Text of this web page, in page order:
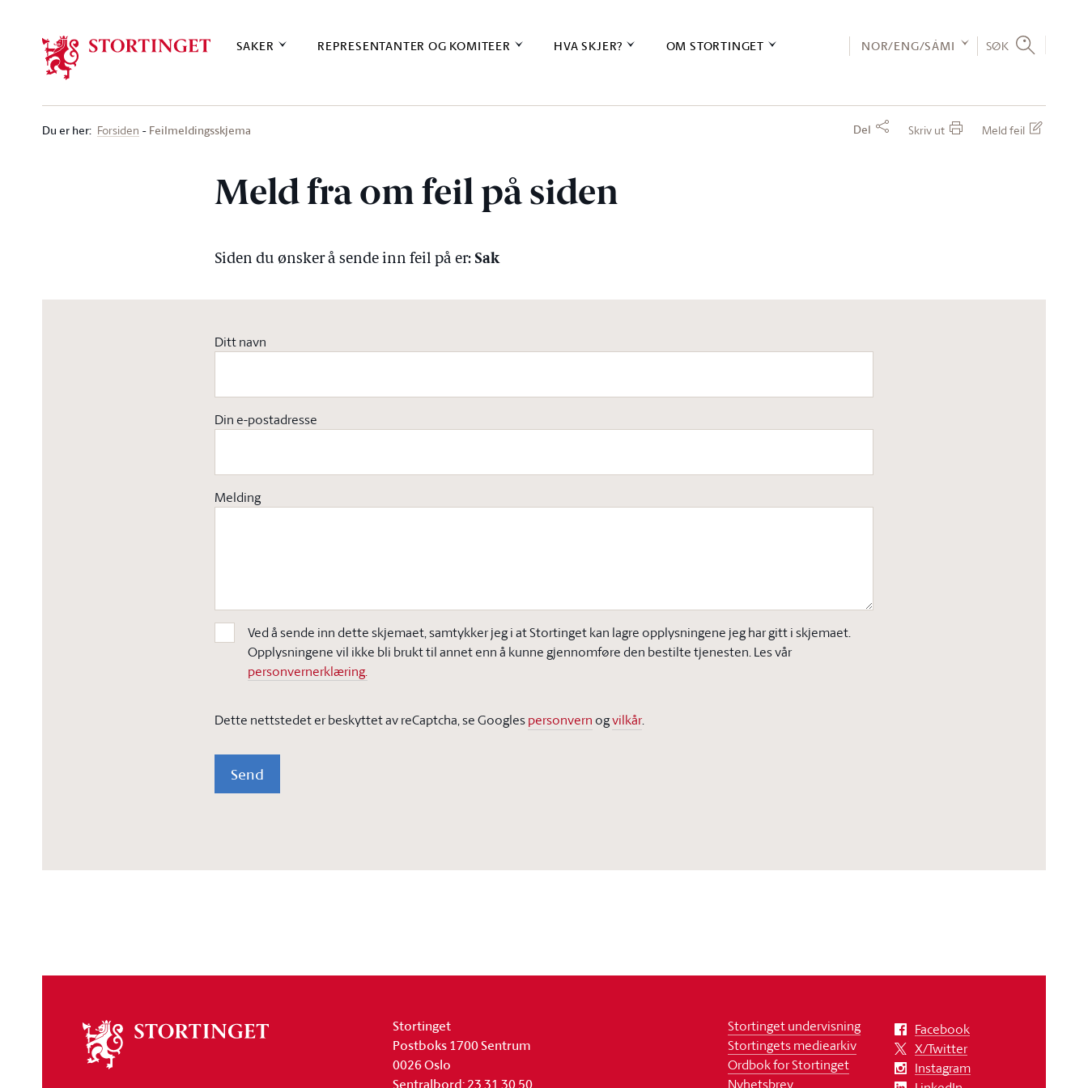
SAKER REPRESENTANTER OG KOMITEER HVA SKJER? OM STORTINGET NOR/ENG/SÁMI SØK
Du er her: Forsiden Feilmeldingsskjema Del Skriv ut Meld feil
Meld fra om feil på siden
Siden du ønsker å sende inn feil på er: Sak
Ditt navn
Din e-postadresse
Melding
Ved å sende inn dette skjemaet, samtykker jeg i at Stortinget kan lagre opplysningene jeg har gitt i skjemaet.
Opplysningene vil ikke bli brukt til annet enn å kunne gjennomføre den bestilte tjenesten. Les vår
personvernerklæring.
Dette nettstedet er beskyttet av reCaptcha, se Googlespersonvern ogvilkår.
Send
stortinget
Stortinget
Postboks 1700 Sentrum
0026 Oslo
Sentralbord: 23 31 30 50
Stortinget undervisning
Stortingets mediearkiv
Ordbok for Stortinget
Nyhetsbrev
Facebook
X/Twitter
Instagram